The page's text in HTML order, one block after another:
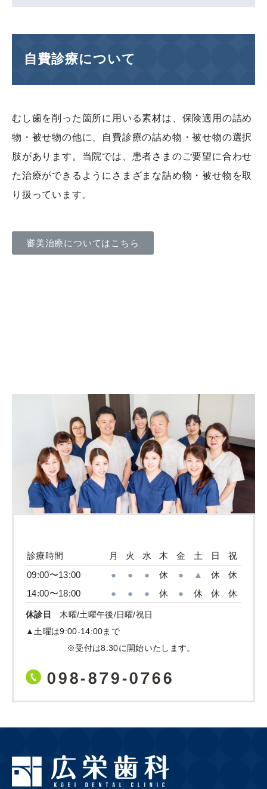
自費診療について
むし歯を削った箇所に用いる素材は、保険適用の詰め
物・被せ物の他に、自費診療の詰め物・被せ物の選択
肢があります。当院では、患者さまのご要望に合わせ
た治療ができるようにさまざまな詰め物・被せ物を取
り扱っています。
審美治療についてはこちら
診療時間 月 火 水 木 金 土 日
祝
09:00〜13:00
● ● ● 休 ● ▲ 休
休
14:00〜18:00
● ● ● 休 ● 休 休 休
休診日
木曜/土曜午後/日曜/祝日
▲土曜は9:00-14:00まで
※受付は8:30に開始いたします。
098-879-0766